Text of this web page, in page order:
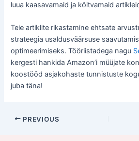
luua kaasavamaid ja köitvamaid
Teie artiklite rikastamine ehtsate
strateegia usaldusväärsuse
optimeerimiseks. Tööriistadega nagu
kergesti hankida Amazon’i müüjate
koostööd asjakohaste tunnistuste
juba täna!
PREVIOUS